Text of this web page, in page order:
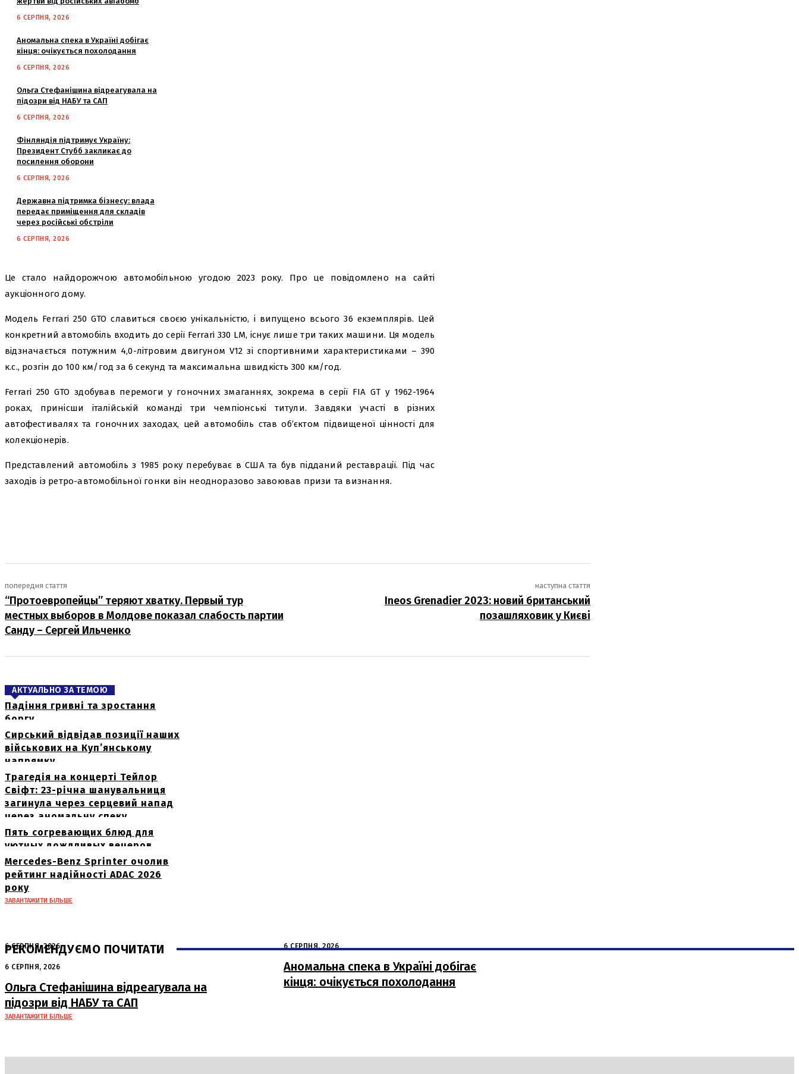
6 СЕРПНЯ, 2026
Аномальна спека в Україні добігає
кінця: очікується похолодання
6 СЕРПНЯ, 2026
Ольга Стефанішина відреагувала на
підозри від НАБУ та САП
6 СЕРПНЯ, 2026
Фінляндія підтримує Україну:
Президент Стубб закликає до
посилення оборони
6 СЕРПНЯ, 2026
Державна підтримка бізнесу: влада
передає приміщення для складів
через російські обстріли
6 СЕРПНЯ, 2026
Це стало найдорожчою автомобільною угодою 2023 року. Про це повідомлено на сайті
аукціонного дому.
Модель Ferrari 250 GTO славиться своєю унікальністю, і випущено всього 36 екземплярів. Цей
конкретний автомобіль входить до серії Ferrari 330 LM, існує лише три таких машини. Ця модель
відзначається потужним 4,0-літровим двигуном V12 зі спортивними характеристиками – 390
к.с., розгін до 100 км/год за 6 секунд та максимальна швидкість 300 км/год.
Ferrari 250 GTO здобував перемоги у гоночних змаганнях, зокрема в серії FIA GT у 1962-1964
роках, принісши італійській команді три чемпіонські титули. Завдяки участі в різних
автофестивалях та гоночних заходах, цей автомобіль став об’єктом підвищеної цінності для
колекціонерів.
Представлений автомобіль з 1985 року перебуває в США та був підданий реставрації. Під час
заходів із ретро-автомобільної гонки він неодноразово завоював призи та визнання.
попередня стаття
“Протоевропейцы” теряют хватку. Первый тур
местных выборов в Молдове показал слабость партии
Санду – Сергей Ильченко
наступна стаття
Ineos Grenadier 2023: новий британський
позашляховик у Києві
АКТУАЛЬНО ЗА ТЕМОЮ
Падіння гривні та зростання
боргу
Сирський відвідав позиції наших
військових на Куп’янському
напрямку
Трагедія на концерті Тейлор
Свіфт: 23-річна шанувальниця
загинула через серцевий напад
через аномальну спеку
Пять согревающих блюд для
уютных дождливых вечеров
Mercedes-Benz Sprinter очолив
рейтинг надійності ADAC 2026
року
ЗАВАНТАЖИТИ БІЛЬШЕ
РЕКОМЕНДУЄМО ПОЧИТАТИ
6 СЕРПНЯ, 2026
Нічна атака в Сумах: руйнування та
жертви від російських авіабомб
6 СЕРПНЯ, 2026
Аномальна спека в Україні добігає
кінця: очікується похолодання
6 СЕРПНЯ, 2026
Ольга Стефанішина відреагувала на
підозри від НАБУ та САП
ЗАВАНТАЖИТИ БІЛЬШЕ